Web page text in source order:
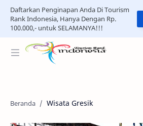
Daftarkan Penginapan Anda Di Tourism
Rank Indonesia, Hanya Dengan Rp.
100.000,- untuk SELAMANYA!!!
Wisata Gresik